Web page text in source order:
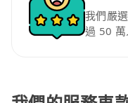
我們嚴
過 50 萬